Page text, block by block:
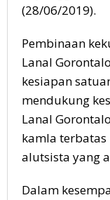
(28/06/2019).
Pembinaan
Lanal
kesiapan
mendukung
Lanal
kamla
alutsista yang
Dalam